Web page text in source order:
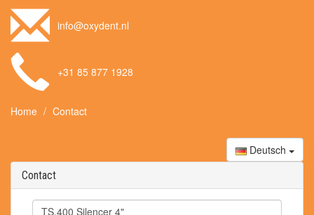
info@oxydent.nl
+31 85 877 1928
Home Contact
Deutsch
Contact